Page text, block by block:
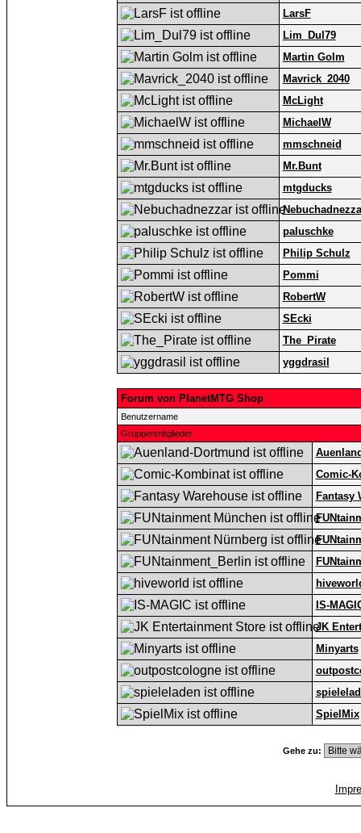
LarsF
Lim_Dul79
Martin Golm
Mavrick_2040
McLight
MichaelW
mmschneid
Mr.Bunt
mtgducks
paluschke
Philip Schulz
Pommi
RobertW
SEcki
The_Pirate
yggdrasil
Forum von PlanetMTG Shop
Benutzername
Gruppenmitglieder
Comic-
Fantasy
IS-
JK
Minyarts
SpielMix
Gehe zu: